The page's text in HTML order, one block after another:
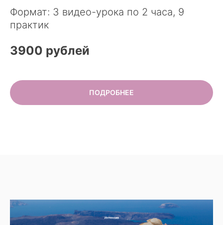
Формат: 3 видео-урока по 2 часа, 9
практик
3900 рублей
ПОДРОБНЕЕ